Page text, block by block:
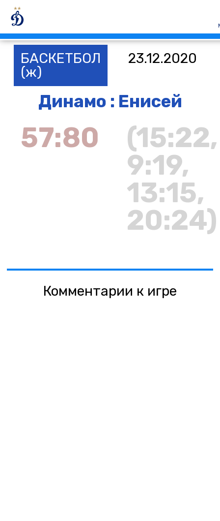
БАСКЕТБОЛ
(ж)
23.12.2020
Динамо : Енисей
57:80
(15:22,
9:19,
13:15,
20:24)
Комментарии к игре